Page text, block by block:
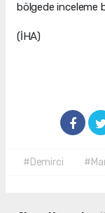
bölgede inceleme
(İHA)
#Demirci